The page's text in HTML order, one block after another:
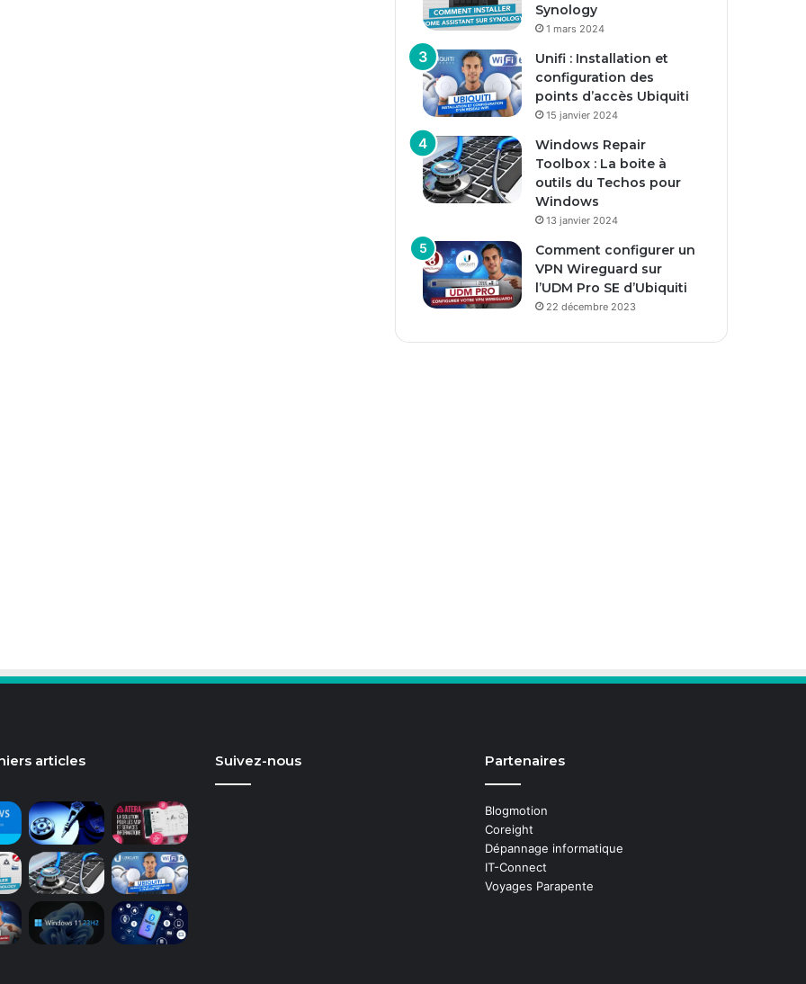
Synology
1 mars 2024
Unifi : Installation et
configuration des
points d’accès Ubiquiti
15 janvier 2024
Windows Repair
Toolbox : La boite à
outils du Techos pour
Windows
13 janvier 2024
Comment configurer un
VPN Wireguard sur
l’UDM Pro SE d’Ubiquiti
22 décembre 2023
articles Suivez-nous Partenaires
Blogmotion
Coreight
Dépannage informatique
IT-Connect
Voyages Parapente